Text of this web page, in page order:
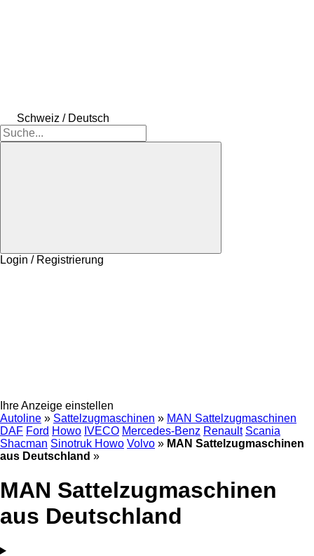
Schweiz / Deutsch
Login / Registrierung
Ihre Anzeige einstellen
Autoline » Sattelzugmaschinen » MAN Sattelzugmaschinen
DAF Ford Howo IVECO Mercedes-Benz Renault Scania
Shacman Sinotruk Howo Volvo » MAN Sattelzugmaschinen
aus Deutschland »
MAN Sattelzugmaschinen
aus Deutschland